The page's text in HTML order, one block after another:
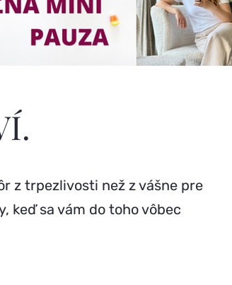
z trpezlivosti než z vášne pre
keď sa vám do toho vôbec